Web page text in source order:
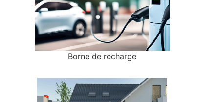
Borne de recharge